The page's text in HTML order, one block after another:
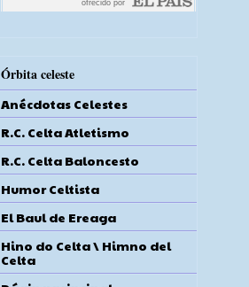
Órbita celeste
Anécdotas Celestes
R.C. Celta Atletismo
R.C. Celta Baloncesto
Humor Celtista
El Baul de Ereaga
Hino do Celta \ Himno del
Celta